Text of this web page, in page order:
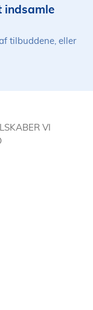
indsamle
tilbuddene, eller
VI